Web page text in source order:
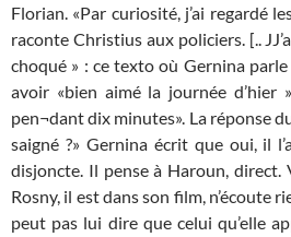
Florian. «Par curiosité, j’ai regardé
raconte Christius aux policiers. [..
choqué » : ce texto où Gernina
avoir «bien aimé la journée d’hier
pen¬dant dix minutes». La réponse
saigné ?» Gernina écrit que oui, il
disjoncte. Il pense à Haroun, direct.
Rosny, il est dans son film, n’écoute
peut pas lui dire que celui qu’elle